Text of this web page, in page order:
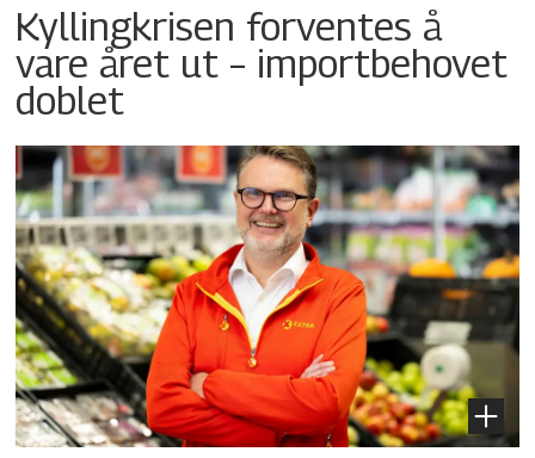
Kyllingkrisen forventes å
vare året ut – importbehovet
doblet